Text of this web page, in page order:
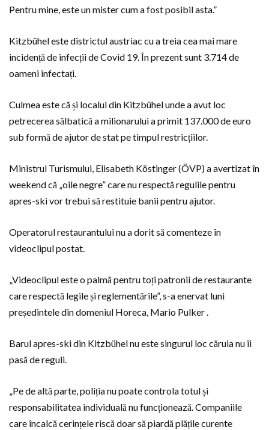
Pentru mine, este un mister cum a fost posibil asta.”
Kitzbühel este districtul austriac cu a treia cea mai mare
incidență de infecții de Covid 19. În prezent sunt 3.714 de
oameni infectați.
Culmea este că și localul din Kitzbühel unde a avut loc
petrecerea sălbatică a milionarului a primit 137.000 de euro
sub formă de ajutor de stat pe timpul restricțiilor.
Ministrul Turismului, Elisabeth Köstinger (ÖVP) a avertizat în
weekend că „oile negre” care nu respectă regulile pentru
apres-ski vor trebui să restituie banii pentru ajutor.
Operatorul restaurantului nu a dorit să comenteze în
videoclipul postat.
„Videoclipul este o palmă pentru toți patronii de restaurante
care respectă legile și reglementările”, s-a enervat luni
președintele din domeniul Horeca, Mario Pulker .
Barul apres-ski din Kitzbühel nu este singurul loc căruia nu îi
pasă de reguli.
„Pe de altă parte, poliția nu poate controla totul și
responsabilitatea individuală nu funcționează. Companiile
care încalcă cerințele riscă doar să piardă plățile curente